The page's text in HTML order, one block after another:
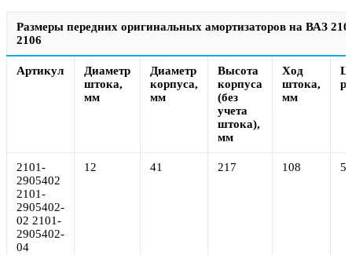
Размеры передних оригинальных амортизаторов на ВАЗ
2106
Артикул
Диаметр
штока,
мм
Диаметр
корпуса,
мм
Высота
корпуса
(без
учета
штока),
мм
Ход
штока,
мм
2101-
2905402
2101-
2905402-
02 2101-
2905402-
04
12 41 217 108